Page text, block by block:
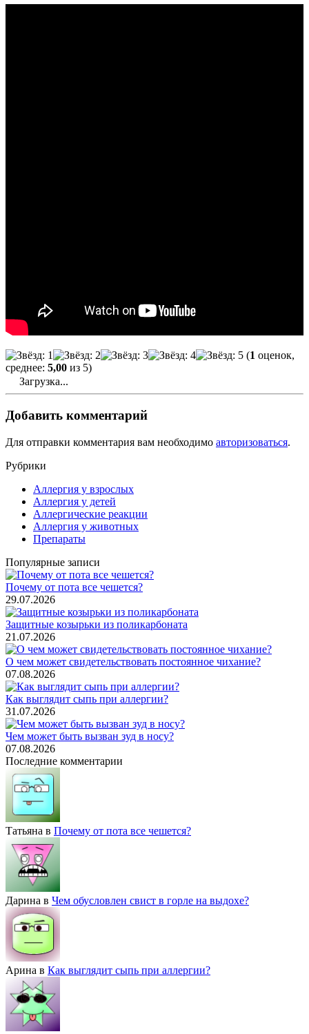
(1 оценок,
среднее: 5,00 из 5)
Загрузка...
Добавить комментарий
Для отправки комментария вам необходимо авторизоваться.
Рубрики
Аллергия у взрослых
Аллергия у детей
Аллергические реакции
Аллергия у животных
Препараты
Популярные записи
Почему от пота все чешется?
29.07.2026
Защитные козырьки из поликарбоната
21.07.2026
О чем может свидетельствовать постоянное чихание?
07.08.2026
Как выглядит сыпь при аллергии?
31.07.2026
Чем может быть вызван зуд в носу?
07.08.2026
Последние комментарии
Татьяна в Почему от пота все чешется?
Дарина в Чем обусловлен свист в горле на выдохе?
Арина в Как выглядит сыпь при аллергии?